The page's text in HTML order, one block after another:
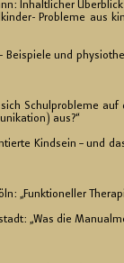
In­halt­li­cher Über­blick
Pro­ble­me aus
Bei­spie­le und
Schul­pro­ble­me auf
aus?“
Kind­sein – und
„Funk­tio­nel­ler
„Was die